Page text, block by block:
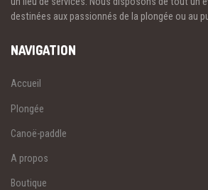
destinées aux passionnés de la plongée ou au
NAVIGATION
Accueil
Plongée
Canoë-paddle
A propos
Boutique